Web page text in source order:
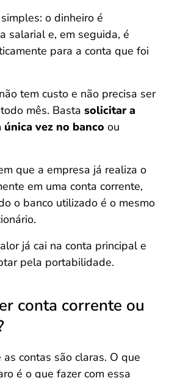
o dinheiro é
salarial e, em seguida, é
para a conta que foi
tem custo e não precisa ser
mês. Basta solicitar a
vez no banco ou
que a empresa já realiza o
em uma conta corrente,
o banco utilizado é o mesmo
já cai na conta principal e
pela portabilidade.
conta corrente ou
contas são claras. O que
é o que fazer com essa